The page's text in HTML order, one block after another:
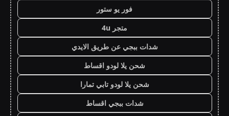
فور يو ستور
متجر 4u
شدات ببجي عن طريق الايدي
شحن يلا لودو اقساط
شحن يلا لودو تابي تمارا
شدات ببجي اقساط